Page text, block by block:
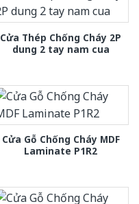
Cửa Thép Chống Cháy 2P
dung 2 tay nam cua
Cửa Gỗ Chống Cháy MDF
Laminate P1R2